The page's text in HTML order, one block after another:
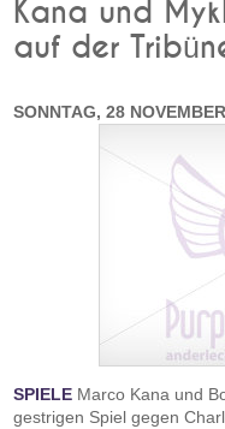
Kana und
auf der
SONNTAG, 28
SPIELE Marco Kana und
gestrigen Spiel gegen